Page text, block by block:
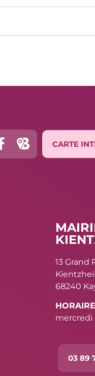
CARTE
13 Grand
68240
mercredi
03 89